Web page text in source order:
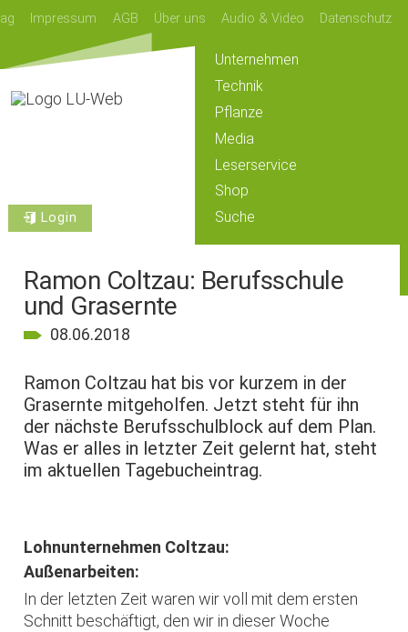
Impressum AGB Über uns Audio & Video Datenschutz
Login
Unternehmen
Technik
Pflanze
Media
Leserservice
Shop
Suche
Ramon Coltzau: Berufsschule
und Grasernte
08.06.2018
Ramon Coltzau hat bis vor kurzem in der
Grasernte mitgeholfen. Jetzt steht für ihn
der nächste Berufsschulblock auf dem Plan.
Was er alles in letzter Zeit gelernt hat, steht
im aktuellen Tagebucheintrag.
Lohnunternehmen Coltzau:
Außenarbeiten:
In der letzten Zeit waren wir voll mit dem ersten
Schnitt beschäftigt, den wir in dieser Woche